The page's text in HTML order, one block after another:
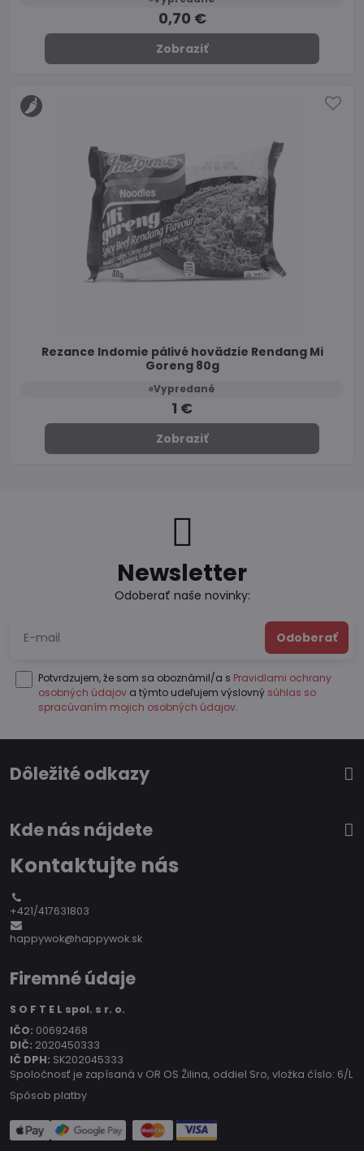
0,70 €
Zobraziť
Rezance Indomie pálivé hovädzie Rendang Mi
Goreng 80g
Vypredané
1 €
Zobraziť
Newsletter
Odoberať naše novinky:
Odoberať
Potvrdzujem, že som sa oboznámil/a s Pravidlami ochrany
osobných údajov a týmto udeľujem výslovný súhlas so
spracúvaním mojich osobných údajov.
Dôležité odkazy
Kde nás nájdete
Kontaktujte nás
+421/417631803
happywok@happywok.sk
Firemné údaje
S O F T E L spol. s r. o.
IČO: 00692468
DIČ: 2020450333
IČ DPH: SK202045333
Spoločnosť je zapísaná v OR OS Žilina, oddiel Sro, vložka číslo: 6/L
Spôsob platby